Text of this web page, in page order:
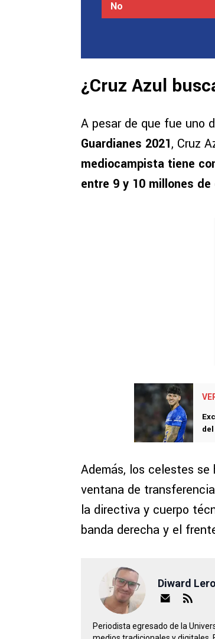
No
¿Cruz Azul
A pesar de que fue uno
Guardianes 2021, Cruz
mediocampista tiene
entre 9 y 10 millones de
Además, los celestes
ventana de
la directiva y cuerpo
banda derecha y el
Diward
Periodista egresado de la